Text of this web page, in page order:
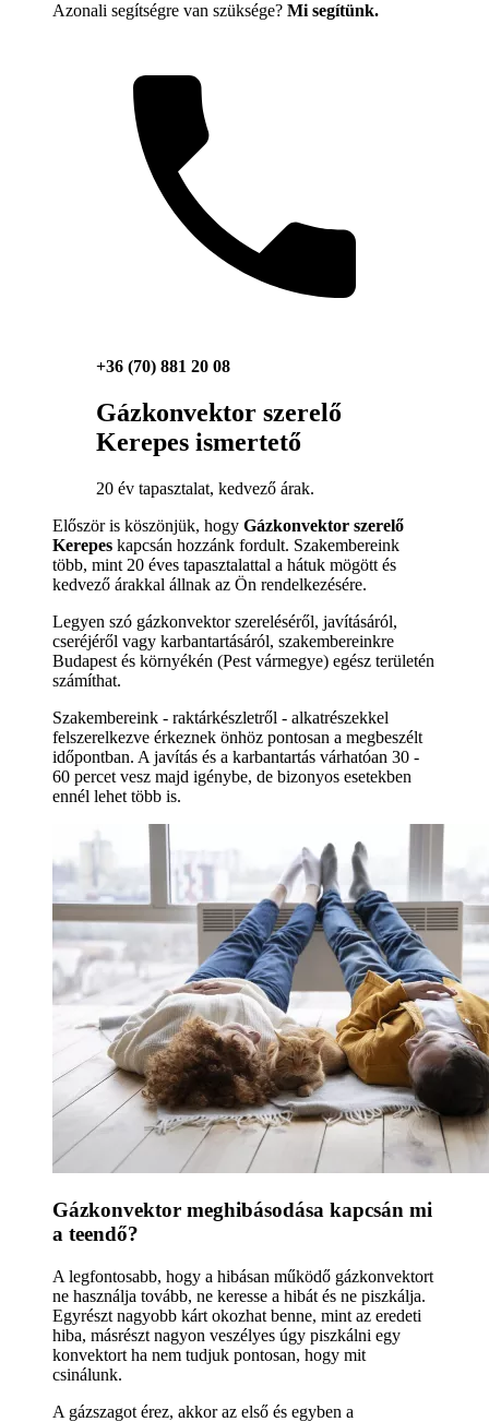
Azonali segítségre van szüksége? Mi segítünk.
+36 (70) 881 20 08
Gázkonvektor szerelő
Kerepes ismertető
20 év tapasztalat, kedvező árak.
Először is köszönjük, hogy Gázkonvektor szerelő
Kerepes kapcsán hozzánk fordult. Szakembereink
több, mint 20 éves tapasztalattal a hátuk mögött és
kedvező árakkal állnak az Ön rendelkezésére.
Legyen szó gázkonvektor szereléséről, javításáról,
cseréjéről vagy karbantartásáról, szakembereinkre
Budapest és környékén (Pest vármegye) egész területén
számíthat.
Szakembereink - raktárkészletről - alkatrészekkel
felszerelkezve érkeznek önhöz pontosan a megbeszélt
időpontban. A javítás és a karbantartás várhatóan 30 -
60 percet vesz majd igénybe, de bizonyos esetekben
ennél lehet több is.
Gázkonvektor meghibásodása kapcsán mi
a teendő?
A legfontosabb, hogy a hibásan működő gázkonvektort
ne használja tovább, ne keresse a hibát és ne piszkálja.
Egyrészt nagyobb kárt okozhat benne, mint az eredeti
hiba, másrészt nagyon veszélyes úgy piszkálni egy
konvektort ha nem tudjuk pontosan, hogy mit
csinálunk.
A gázszagot érez, akkor az első és egyben a